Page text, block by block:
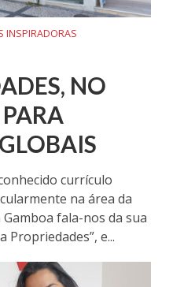
INSPIRADORAS
NO
currículo
na área da
fala-nos da sua
Propriedades”, e...